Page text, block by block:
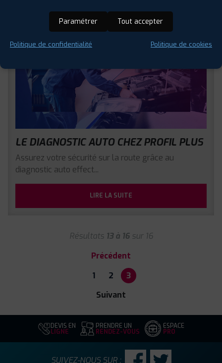
LE DIAGNOSTIC AUTO CHEZ PROFIL PLUS
Assurez votre sécurité sur la route grâce au
diagnostic auto effect...
LIRE LA SUITE
Résultats 13 à 16sur 16
Précédent
1
2
3
Suivant
DEVIS EN
LIGNE
PRENDRE UN
RENDEZ-VOUS
ESPACE
PRO
SUIVEZ-NOUS SUR :
Paramétrer Tout accepter
Politique de confidentialité Politique de cookies